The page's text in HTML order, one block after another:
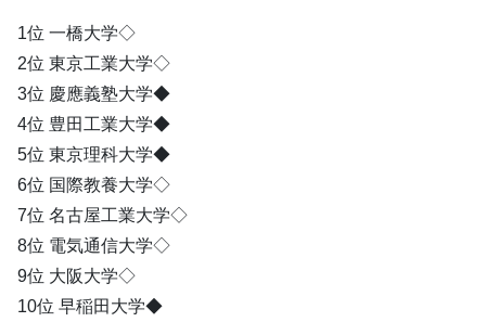
1位 一橋大学◇
2位 東京工業大学◇
3位 慶應義塾大学◆
4位 豊田工業大学◆
5位 東京理科大学◆
6位 国際教養大学◇
7位 名古屋工業大学◇
8位 電気通信大学◇
9位 大阪大学◇
10位 早稲田大学◆